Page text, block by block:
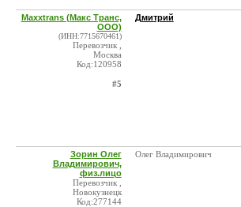
Maxxtrans (Макс Транс,
ООО)
(ИНН:7715670461)
Перевозчик ,
Москва
Код:120958
#5
Дмитрий
Зорин Олег
Владимирович,
физ.лицо
Перевозчик ,
Новокузнецк
Код:277144
Олег Владимирович